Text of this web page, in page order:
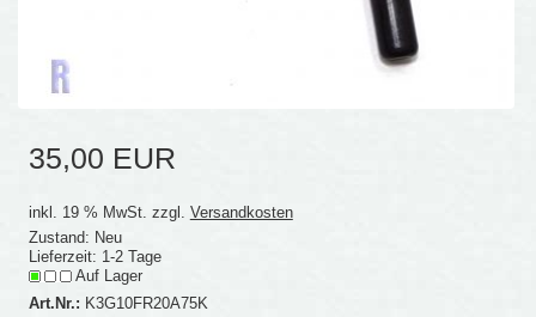
35,00 EUR
inkl. 19 % MwSt. zzgl. Versandkosten
Zustand: Neu
Lieferzeit: 1-2 Tage
Auf Lager
Art.Nr.: K3G10FR20A75K